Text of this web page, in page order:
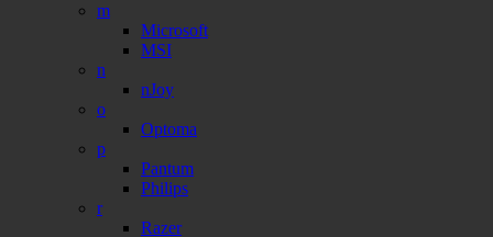
m
Microsoft
MSI
n
nJoy
o
Optoma
p
Pantum
Philips
r
Razer